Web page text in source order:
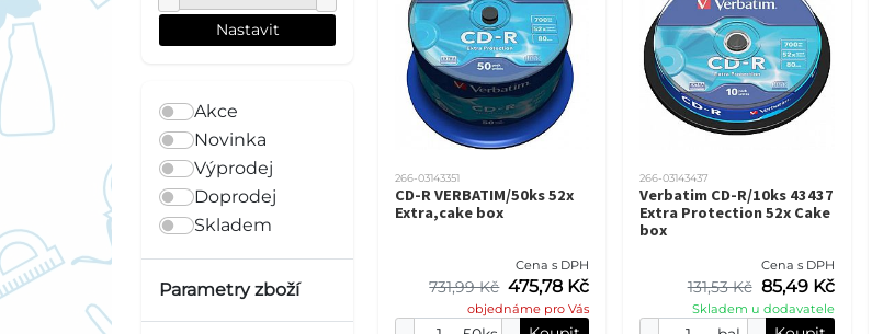
Akce
Novinka
Výprodej
Doprodej
Skladem
Parametry zboží
266-03143351
CD-R VERBATIM/50ks 52x
Extra,cake box
Cena s DPH
731,99 Kč 475,78 Kč
objednáme pro Vás
266-03143437
Verbatim CD-R/10ks 43437
Extra Protection 52x Cake
box
Cena s DPH
131,53 Kč 85,49 Kč
Skladem u dodavatele